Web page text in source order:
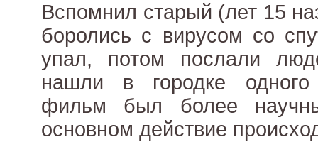
Вспомнил старый (лет 15
боролись с вирусом со
упал, потом послали
нашли в городке
фильм был более
основном действие